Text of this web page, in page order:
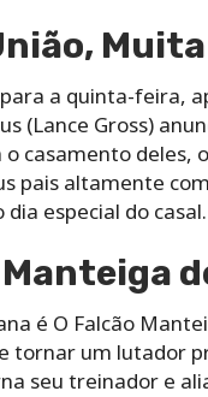
a quinta-feira,
(Lance Gross)
casamento deles,
pais altamente
especial do casal.
é O Falcão
tornar um lutador
seu treinador e